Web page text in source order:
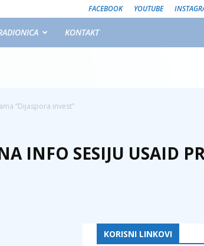
FACEBOOK YOUTUBE
KONTAKT
“Dijaspora invest”
INFO SESIJU USAID
KORISNI LINKOVI